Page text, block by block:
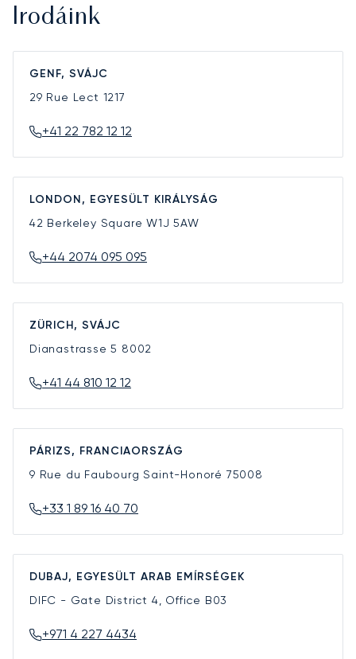
Irodáink
GENF, SVÁJC
29 Rue Lect 1217
+41 22 782 12 12
LONDON, EGYESÜLT KIRÁLYSÁG
42 Berkeley SquareW1J 5AW
+44 2074 095 095
ZÜRICH, SVÁJC
Dianastrasse 5 8002
+41 44 810 12 12
PÁRIZS, FRANCIAORSZÁG
9 Rue du Faubourg Saint-Honoré 75008
+33 1 89 16 40 70
DUBAJ, EGYESÜLT ARAB EMÍRSÉGEK
DIFC - Gate District 4, Office B03
+971 4 227 4434